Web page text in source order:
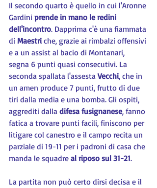
Il secondo quarto è quello in cui l'Aronne
Gardini prende in mano le redini
dell'incontro. Dapprima c'è una fiammata
di Maestri che, grazie ai rimbalzi offensivi
e a un assist al bacio di Montanari,
segna 6 punti quasi consecutivi. La
seconda spallata l'assesta Vecchi, che in
un amen produce 7 punti, frutto di due
tiri dalla media e una bomba. Gli ospiti,
aggrediti dalla difesa fusignanese, fanno
fatica a trovare punti facili, finiscono per
litigare col canestro e il campo recita un
parziale di 19-11 per i padroni di casa che
manda le squadre al riposo sul 31-21.
La partita non può certo dirsi decisa e il